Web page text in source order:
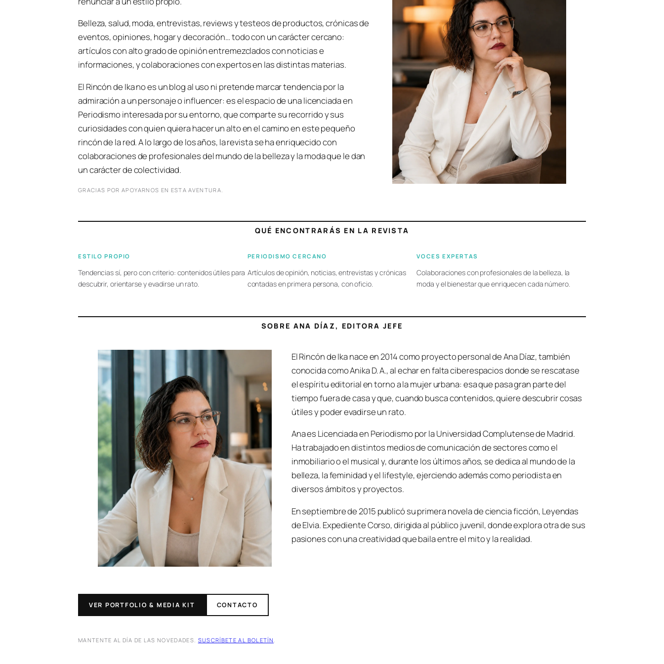
Belleza, salud, moda, entrevistas, reviews y testeos de productos, crónicas de
eventos, opiniones, hogar y decoración… todo con un carácter cercano:
artículos con alto grado de opinión entremezclados con noticias e
informaciones, y colaboraciones con expertos en las distintas materias.
El Rincón de Ika no es un blog al uso ni pretende marcar tendencia por la
admiración a un personaje o influencer: es el espacio de una licenciada en
Periodismo interesada por su entorno, que comparte su recorrido y sus
curiosidades con quien quiera hacer un alto en el camino en este pequeño
rincón de la red. A lo largo de los años, la revista se ha enriquecido con
colaboraciones de profesionales del mundo de la belleza y la moda que le dan
un carácter de colectividad.
GRACIAS POR APOYARNOS EN ESTA AVENTURA.
QUÉ ENCONTRARÁS EN LA REVISTA
ESTILO PROPIO
Tendencias sí, pero con criterio: contenidos útiles para
descubrir, orientarse y evadirse un rato.
PERIODISMO CERCANO
Artículos de opinión, noticias, entrevistas y crónicas
contadas en primera persona, con oficio.
VOCES EXPERTAS
Colaboraciones con profesionales de la belleza, la
moda y el bienestar que enriquecen cada número.
SOBRE ANA DÍAZ, EDITORA JEFE
El Rincón de Ika nace en 2014 como proyecto personal de Ana Díaz, también
conocida como Anika D. A., al echar en falta ciberespacios donde se rescatase
el espíritu editorial en torno a la mujer urbana: esa que pasa gran parte del
tiempo fuera de casa y que, cuando busca contenidos, quiere descubrir cosas
útiles y poder evadirse un rato.
Ana es Licenciada en Periodismo por la Universidad Complutense de Madrid.
Ha trabajado en distintos medios de comunicación de sectores como el
inmobiliario o el musical y, durante los últimos años, se dedica al mundo de la
belleza, la feminidad y el lifestyle, ejerciendo además como periodista en
diversos ámbitos y proyectos.
En septiembre de 2015 publicó su primera novela de ciencia ficción, Leyendas
de Elvia. Expediente Corso, dirigida al público juvenil, donde explora otra de sus
pasiones con una creatividad que baila entre el mito y la realidad.
VER PORTFOLIO & MEDIA KIT CONTACTO
MANTENTE AL DÍA DE LAS NOVEDADES. SUSCRÍBETE AL BOLETÍN